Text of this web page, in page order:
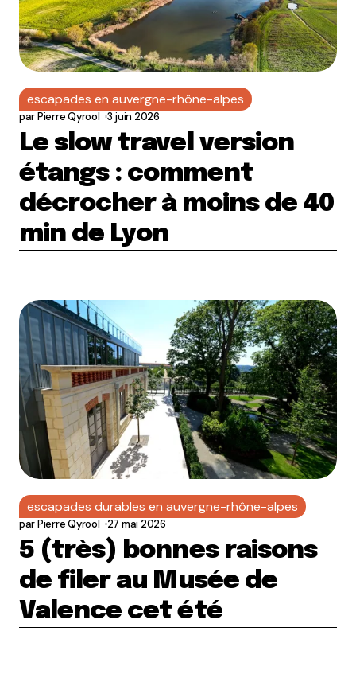
escapades en auvergne-rhône-alpes
parPierre Qyrool 3 juin 2026
Le slow travel version
étangs : comment
décrocher à moins de 40
min de Lyon
escapades durables en auvergne-rhône-alpes
parPierre Qyrool 27 mai 2026
5 (très) bonnes raisons
de filer au Musée de
Valence cet été